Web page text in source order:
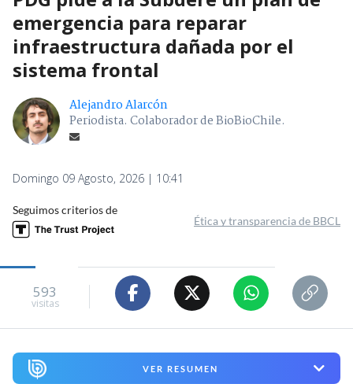
emergencia para reparar
infraestructura dañada por el
sistema frontal
Alejandro Alarcón
Periodista. Colaborador de BioBioChile.
Domingo 09 Agosto, 2026 | 10:41
Seguimos criterios de
Ética y transparencia de BBCL
593
visitas
VER RESUMEN